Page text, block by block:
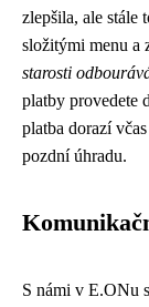
zlepšila, ale stále
složitými menu a
starosti
platby provedete
platba dorazí
pozdní úhradu.
S námi v E.ONu